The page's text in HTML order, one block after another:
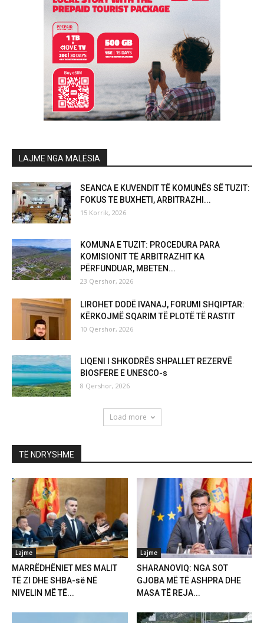
LAJME NGA MALËSIA
SEANCA E KUVENDIT TË KOMUNËS SË TUZIT:
FOKUS TE BUXHETI, ARBITRAZHI...
15 Korrik, 2026
KOMUNA E TUZIT: PROCEDURA PARA
KOMISIONIT TË ARBITRAZHIT KA
PËRFUNDUAR, MBETEN...
23 Qershor, 2026
LIROHET DODË IVANAJ, FORUMI SHQIPTAR:
KËRKOJMË SQARIM TË PLOTË TË RASTIT
10 Qershor, 2026
LIQENI I SHKODRËS SHPALLET REZERVË
BIOSFERE E UNESCO-s
8 Qershor, 2026
Load more
TË NDRYSHME
Lajme
MARRËDHËNIET MES MALIT
TË ZI DHE SHBA-së NË
NIVELIN MË TË...
Lajme
SHARANOVIQ: NGA SOT
GJOBA MË TË ASHPRA DHE
MASA TË REJA...